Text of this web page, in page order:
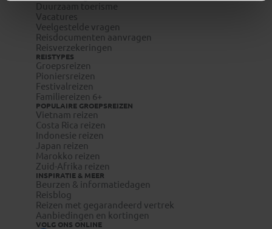
Duurzaam toerisme
Vacatures
Veelgestelde vragen
Reisdocumenten aanvragen
Reisverzekeringen
REISTYPES
Groepsreizen
Pioniersreizen
Festivalreizen
Familiereizen 6+
POPULAIRE GROEPSREIZEN
Vietnam reizen
Costa Rica reizen
Indonesie reizen
Japan reizen
Marokko reizen
Zuid-Afrika reizen
INSPIRATIE & MEER
Beurzen & informatiedagen
Reisblog
Reizen met gegarandeerd vertrek
Aanbiedingen en kortingen
VOLG ONS ONLINE